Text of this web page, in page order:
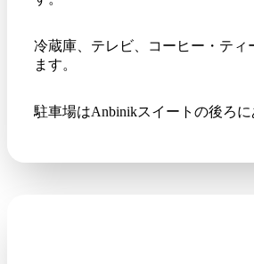
冷蔵庫、テレビ、コーヒー・ティ
ます。
駐車場はAnbinikスイートの後ろに